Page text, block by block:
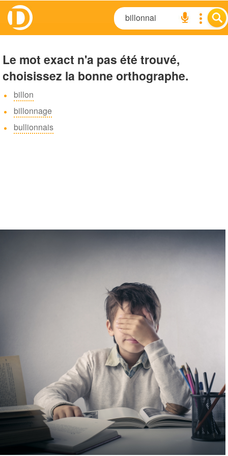
Le mot exact n'a pas été trouvé,
choisissez la bonne orthographe.
billon
billonnage
bullionnais